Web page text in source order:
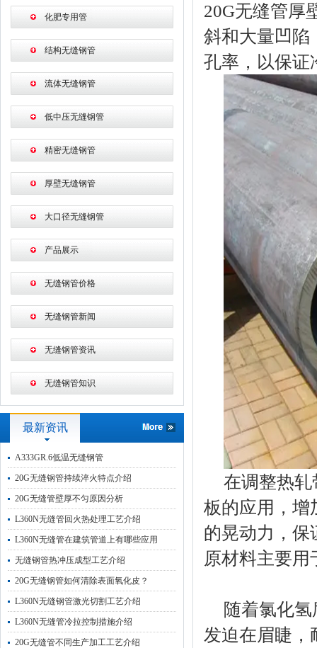
化肥专用管
结构无缝钢管
流体无缝钢管
低中压无缝钢管
精密无缝钢管
厚壁无缝钢管
大口径无缝钢管
产品展示
无缝钢管价格
无缝钢管新闻
无缝钢管资讯
无缝钢管知识
最新资讯
A333GR.6低温无缝钢管
20G无缝钢管持续淬火特点介绍
20G无缝管壁厚不匀原因分析
L360N无缝管回火热处理工艺介绍
L360N无缝管在建筑管道上有哪些应用
无缝钢管热冲压成型工艺介绍
20G无缝钢管如何清除表面氧化皮？
L360N无缝钢管激光切割工艺介绍
L360N无缝管冷拉控制措施介绍
20G无缝管不同生产加工工艺介绍
20G无缝管厚
斜和大量凹陷
孔率，以保证
在调整热
板的应用，增
的晃动力，保
原材料主要
随着氯化
发迫在眉睫，